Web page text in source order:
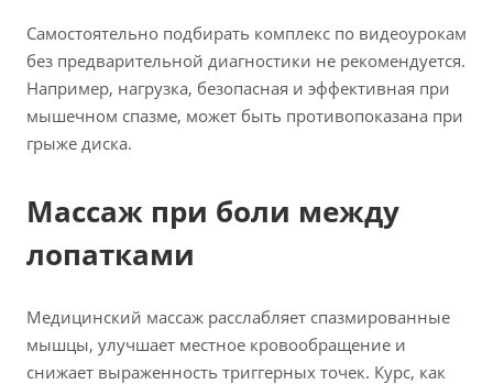
Самостоятельно подбирать комплекс по видеоурокам
без предварительной диагностики не рекомендуется.
Например, нагрузка, безопасная и эффективная при
мышечном спазме, может быть противопоказана при
грыже диска.
Массаж при боли между
лопатками
Медицинский массаж расслабляет спазмированные
мышцы, улучшает местное кровообращение и
снижает выраженность триггерных точек. Курс, как